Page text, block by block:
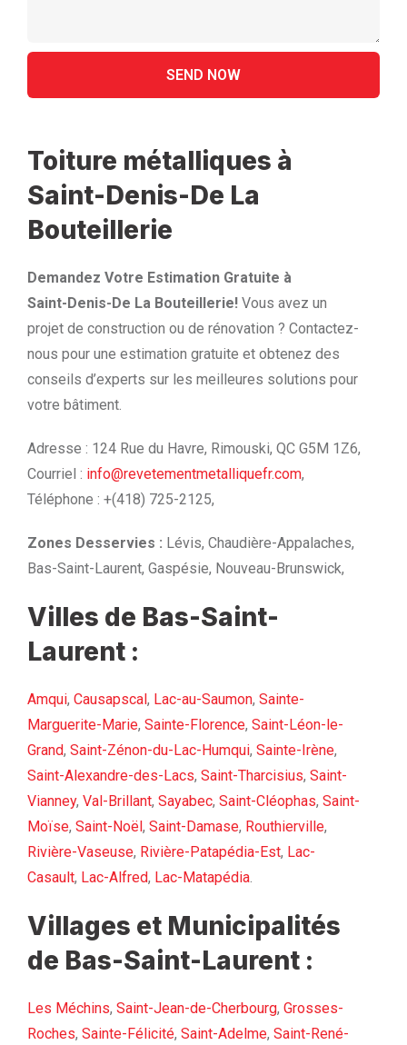
Toiture métalliques à
Saint-Denis-De La
Bouteillerie
Demandez Votre Estimation Gratuite à
Saint-Denis-De La Bouteillerie! Vous avez un
projet de construction ou de rénovation ? Contactez-
nous pour une estimation gratuite et obtenez des
conseils d’experts sur les meilleures solutions pour
votre bâtiment.
Adresse : 124 Rue du Havre, Rimouski, QC G5M 1Z6,
Courriel : info@revetementmetalliquefr.com,
Téléphone : +(418) 725-2125,
Zones Desservies : Lévis, Chaudière-Appalaches,
Bas-Saint-Laurent, Gaspésie, Nouveau-Brunswick,
Villes de Bas-Saint-
Laurent :
Amqui, Causapscal , Lac-au-Saumon, Sainte-
Marguerite-Marie, Sainte-Florence, Saint-Léon-le-
Grand, Saint-Zénon-du-Lac-Humqui, Sainte-Irène,
Saint-Alexandre-des-Lacs, Saint-Tharcisius, Saint-
Vianney, Val-Brillant, Sayabec, Saint-Cléophas, Saint-
Moïse, Saint-Noël , Saint-Damase, Routhierville,
Rivière-Vaseuse, Rivière-Patapédia-Est, Lac-
Casault, Lac-Alfred, Lac-Matapédia.
Villages et Municipalités
de Bas-Saint-Laurent :
Les Méchins, Saint-Jean-de-Cherbourg, Grosses-
Roches, Sainte-Félicité, Saint-Adelme, Saint-René-